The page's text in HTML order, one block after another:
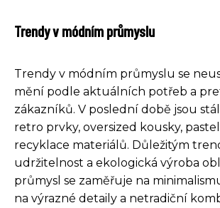
Trendy v módním průmyslu
Trendy v módním průmyslu se
mění podle aktuálních potřeb a
zákazníků. V poslední době jsou
retro prvky, oversized kousky,
recyklace materiálů. Důležitým
udržitelnost a ekologická výroba
průmysl se zaměřuje na
na výrazné detaily a netradiční